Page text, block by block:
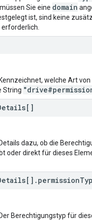
Sie eine domain
ist, sind keine
welche Art von
String
dazu, ob die
oder direkt für dieses
. permission
Berechtigungstyp für